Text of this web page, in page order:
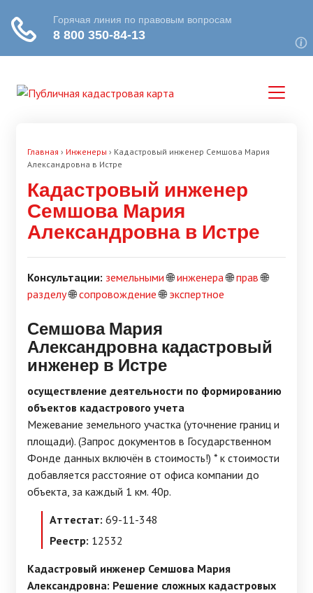
Главная › Инженеры › Кадастровый инженер Семшова Мария
Александровна в Истре
Кадастровый инженер
Семшова Мария
Александровна в Истре
Консультации: земельными🌐инженера🌐прав🌐
разделу🌐сопровождение🌐экспертное
Семшова Мария
Александровна кадастровый
инженер в Истре
осуществление деятельности по формированию
объектов кадастрового учета
Межевание земельного участка (уточнение границ и
площади). (Запрос документов в Государственном
Фонде данных включён в стоимость!) * к стоимости
добавляется расстояние от офиса компании до
объекта, за каждый 1 км. 40р.
Аттестат: 69-11-348
Реестр: 12532
Кадастровый инженер Семшова Мария
Александровна: Решение сложных кадастровых